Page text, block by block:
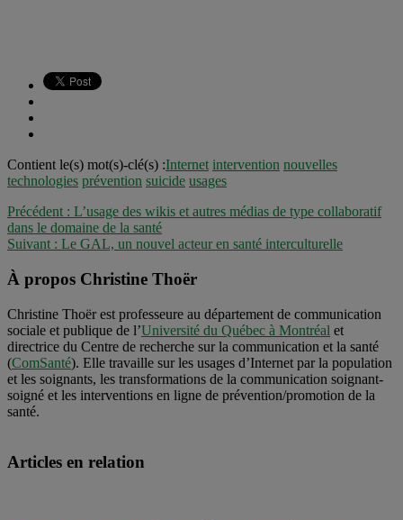
Contient le(s) mot(s)-clé(s) :Internet intervention nouvelles
technologies prévention suicide usages
Précédent : L’usage des wikis et autres médias de type collaboratif
dans le domaine de la santé
Suivant : Le GAL, un nouvel acteur en santé interculturelle
À propos Christine Thoër
Christine Thoër est professeure au département de communication
sociale et publique de l’Université du Québec à Montréal et
directrice du Centre de recherche sur la communication et la santé
(ComSanté). Elle travaille sur les usages d’Internet par la population
et les soignants, les transformations de la communication soignant-
soigné et les interventions en ligne de prévention/promotion de la
santé.
Articles en relation